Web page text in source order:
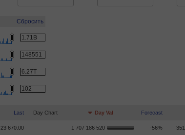
Сбросить
Last Day Chart Day Val Forecast
23 670.00 1 707 186 520 -56%